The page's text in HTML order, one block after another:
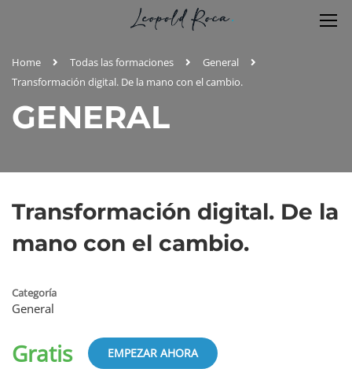
Home Todas las formaciones
General
Transformación digital. De la mano con el cambio.
GENERAL
Transformación digital. De la
mano con el cambio.
Categoría
General
Gratis EMPEZAR AHORA